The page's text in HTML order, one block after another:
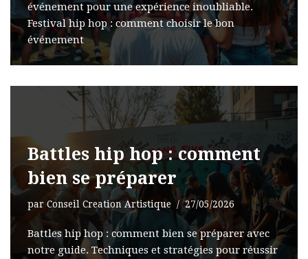
événement pour une expérience inoubliable.
Festival hip hop : comment choisir le bon
événement
Battles hip hop : comment
bien se préparer
par Conseil Creation Artistique 27/05/2026
Battles hip hop : comment bien se préparer avec
notre guide. Techniques et stratégies pour réussir